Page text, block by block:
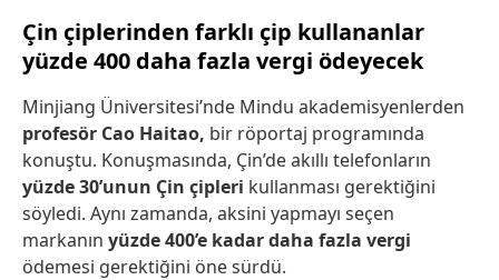
Çin çiplerinden farklı çip kullananlar
yüzde 400 daha fazla vergi ödeyecek
Minjiang Üniversitesi’nde Mindu akademisyenlerden
profesör Cao Haitao, bir röportaj programında
konuştu. Konuşmasında, Çin’de akıllı telefonların
yüzde 30’unun Çin çipleri kullanması gerektiğini
söyledi. Aynı zamanda, aksini yapmayı seçen
markanın yüzde 400’e kadar daha fazla vergi
ödemesi gerektiğini öne sürdü.